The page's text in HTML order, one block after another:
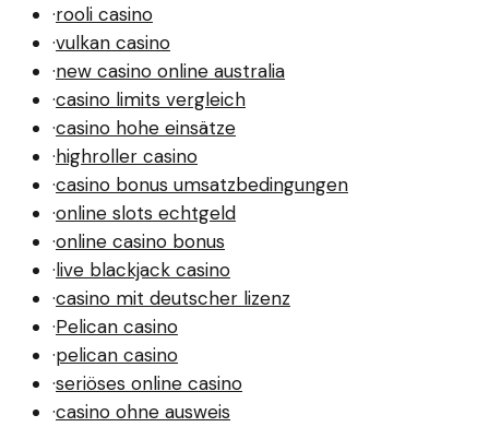
·rooli casino
·vulkan casino
·new casino online australia
·casino limits vergleich
·casino hohe einsätze
·highroller casino
·casino bonus umsatzbedingungen
·online slots echtgeld
·online casino bonus
·live blackjack casino
·casino mit deutscher lizenz
·Pelican casino
·pelican casino
·seriöses online casino
·casino ohne ausweis